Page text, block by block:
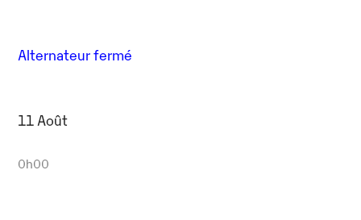
Alternateur fermé
11 Août
0h00